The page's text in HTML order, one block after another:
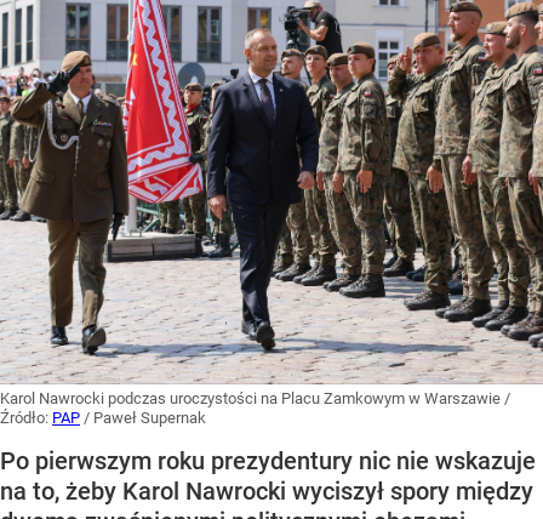
Karol Nawrocki podczas uroczystości na Placu Zamkowym w Warszawie /
Źródło: PAP / Paweł Supernak
Po pierwszym roku prezydentury nic nie wskazuje
na to, żeby Karol Nawrocki wyciszył spory między